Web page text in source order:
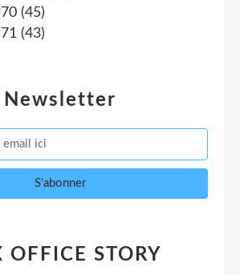
Newsletter
(45)
(43)
OFFICE STORY